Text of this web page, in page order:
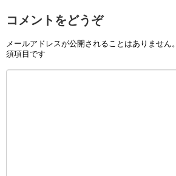
コメントをどうぞ
メールアドレスが公開されることはありません。
須項目です